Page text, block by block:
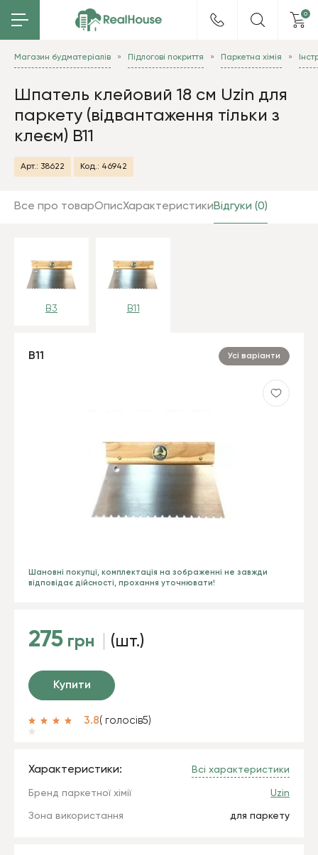
0
Магазин будматеріалів Підлогові покриття Паркетна хімія
Шпатель клейовий 18 см Uzin для
паркету (відвантаження тільки з
клеєм) B11
Арт.: 38622 Код.: 46942
Все про товарОписХарактеристикиВідгуки (0)
Шановні покупці, комплектація на зображенні не завжди
відповідає дійсності, прохання уточнювати!
B3 B11
B11 Усі варіанти
275 грн (шт.)
Купити
3.8( голосів5)
Характеристики: Всі характеристики
Бренд паркетної хімії Uzin
Зона використання для паркету